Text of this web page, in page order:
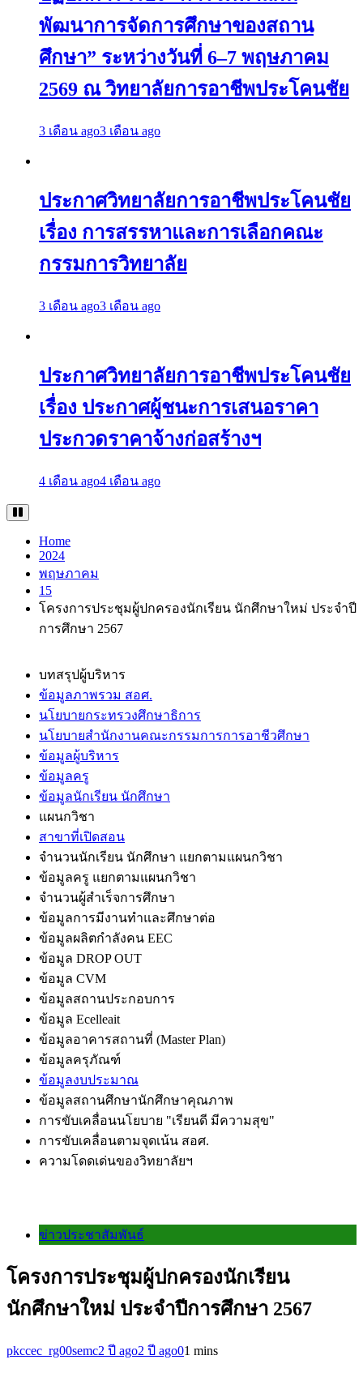
พัฒนาการจัดการศึกษาของสถาน
ศึกษา” ระหว่างวันที่ 6–7 พฤษภาคม
2569 ณ วิทยาลัยการอาชีพประโคนชัย
3 เดือน ago3 เดือน ago
ประกาศวิทยาลัยการอาชีพประโคนชัย
เรื่อง การสรรหาและการเลือกคณะ
กรรมการวิทยาลัย
3 เดือน ago3 เดือน ago
ประกาศวิทยาลัยการอาชีพประโคนชัย
เรื่อง ประกาศผู้ชนะการเสนอราคา
ประกวดราคาจ้างก่อสร้างฯ
4 เดือน ago4 เดือน ago
Home
2024
พฤษภาคม
15
โครงการประชุมผู้ปกครองนักเรียน นักศึกษาใหม่ ประจำปี
การศึกษา 2567
บทสรุปผู้บริหาร
ข้อมูลภาพรวม สอศ.
นโยบายกระทรวงศึกษาธิการ
นโยบายสำนักงานคณะกรรมการการอาชีวศึกษา
ข้อมูลผู้บริหาร
ข้อมูลครู
ข้อมูลนักเรียน นักศึกษา
แผนกวิชา
สาขาที่เปิดสอน
จำนวนนักเรียน นักศึกษา แยกตามแผนกวิชา
ข้อมูลครู แยกตามแผนกวิชา
จำนวนผู้สำเร็จการศึกษา
ข้อมูลการมีงานทำและศึกษาต่อ
ข้อมูลผลิตกำลังคน EEC
ข้อมูล DROP OUT
ข้อมูล CVM
ข้อมูลสถานประกอบการ
ข้อมูล Ecelleait
ข้อมูลอาคารสถานที่ (Master Plan)
ข้อมูลครุภัณฑ์
ข้อมูลงบประมาณ
ข้อมูลสถานศึกษานักศึกษาคุณภาพ
การขับเคลื่อนนโยบาย "เรียนดี มีความสุข"
การขับเคลื่อนตามจุดเน้น สอศ.
ความโดดเด่นของวิทยาลัยฯ
ข่าวประชาสัมพันธ์
โครงการประชุมผู้ปกครองนักเรียน
นักศึกษาใหม่ ประจำปีการศึกษา 2567
pkccec_rg00semc2 ปี ago2 ปี ago01 mins